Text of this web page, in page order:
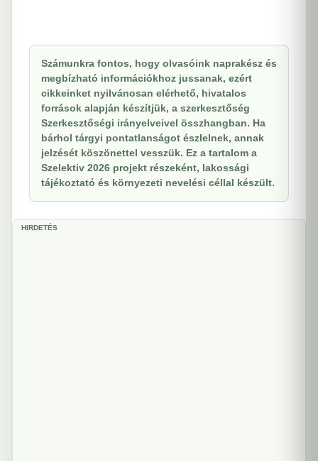
Számunkra fontos, hogy olvasóink naprakész és
megbízható információkhoz jussanak, ezért
cikkeinket nyilvánosan elérhető, hivatalos
források alapján készítjük, a szerkesztőség
Szerkesztőségi irányelveivel összhangban. Ha
bárhol tárgyi pontatlanságot észlelnek, annak
jelzését köszönettel vesszük. Ez a tartalom a
Szelektiv 2026 projekt részeként, lakossági
tájékoztató és környezeti nevelési céllal készült.
HIRDETÉS